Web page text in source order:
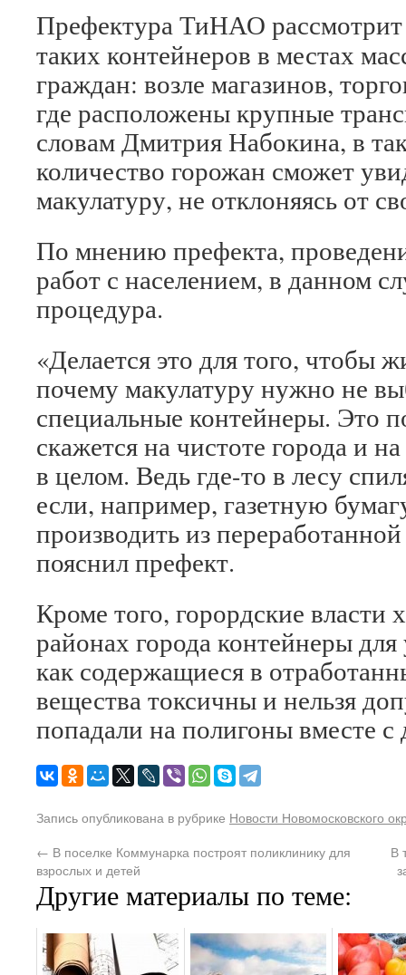
Префектура ТиНАО рассмотрит
таких контейнеров в местах
граждан: возле магазинов,
где расположены крупные
словам Дмитрия Набокина, в
количество горожан сможет
макулатуру, не отклоняясь от
По мнению префекта,
работ с населением, в данном
процедура.
«Делается это для того, чтобы
почему макулатуру нужно не
специальные контейнеры. Это
скажется на чистоте города и
в целом. Ведь где-то в лесу
если, например, газетную
производить из
пояснил префект.
Кроме того, горордские власти
районах города контейнеры для
как содержащиеся в
вещества токсичны и нельзя
попадали на полигоны вместе
Запись опубликована в рубрике Новости Новомосковского
← В поселке Коммунарка построят поликлинику для
взрослых и детей
В
Другие материалы по теме: